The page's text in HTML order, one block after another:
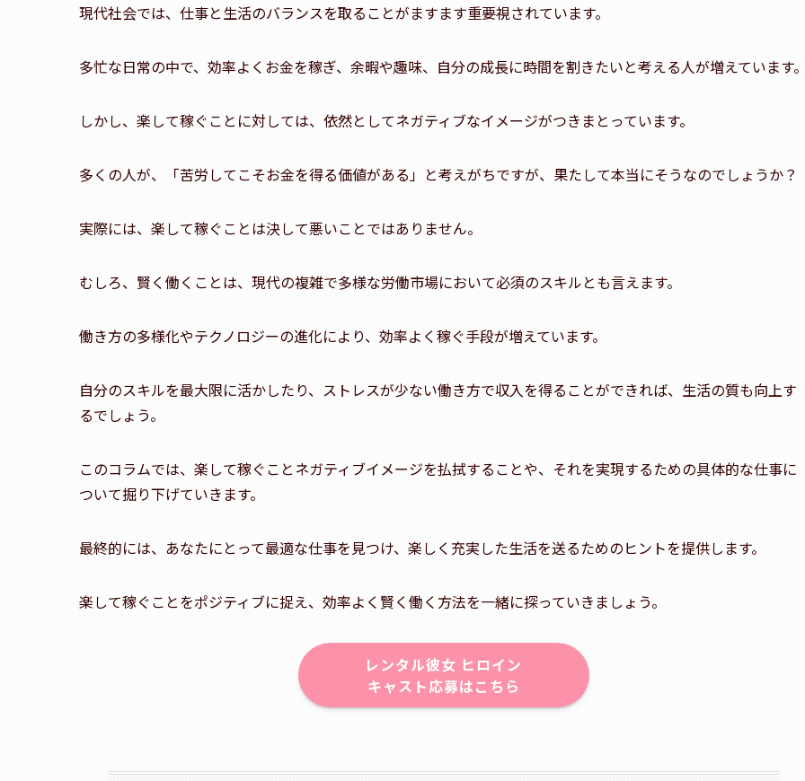
現代社会では、仕事と生活のバランスを取ることがますます重要視されています。
多忙な日常の中で、効率よくお金を稼ぎ、余暇や趣味、自分の成長に時間を割きたいと考える人が増えています
しかし、楽して稼ぐことに対しては、依然としてネガティブなイメージがつきまとっています。
多くの人が、「苦労してこそお金を得る価値がある」と考えがちですが、果たして本当にそうなのでしょうか？
実際には、楽して稼ぐことは決して悪いことではありません。
むしろ、賢く働くことは、現代の複雑で多様な労働市場において必須のスキルとも言えます。
働き方の多様化やテクノロジーの進化により、効率よく稼ぐ手段が増えています。
自分のスキルを最大限に活かしたり、ストレスが少ない働き方で収入を得ることができれば、生活の質も向上す
るでしょう。
このコラムでは、楽して稼ぐことネガティブイメージを払拭することや、それを実現するための具体的な仕事に
ついて掘り下げていきます。
最終的には、あなたにとって最適な仕事を見つけ、楽しく充実した生活を送るためのヒントを提供します。
楽して稼ぐことをポジティブに捉え、効率よく賢く働く方法を一緒に探っていきましょう。
レンタル彼女 ヒロイン
キャスト応募はこちら